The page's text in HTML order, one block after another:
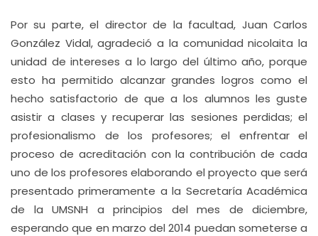
Por su parte, el director de la facultad, Juan Carlos
González Vidal, agradeció a la comunidad nicolaita la
unidad de intereses a lo largo del último año, porque
esto ha permitido alcanzar grandes logros como el
hecho satisfactorio de que a los alumnos les guste
asistir a clases y recuperar las sesiones perdidas; el
profesionalismo de los profesores; el enfrentar el
proceso de acreditación con la contribución de cada
uno de los profesores elaborando el proyecto que será
presentado primeramente a la Secretaría Académica
de la UMSNH a principios del mes de diciembre,
esperando que en marzo del 2014 puedan someterse a